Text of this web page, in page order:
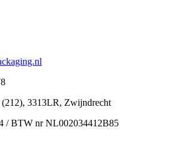
(212), 3313LR, Zwijndrecht
/ BTW nr NL002034412B85